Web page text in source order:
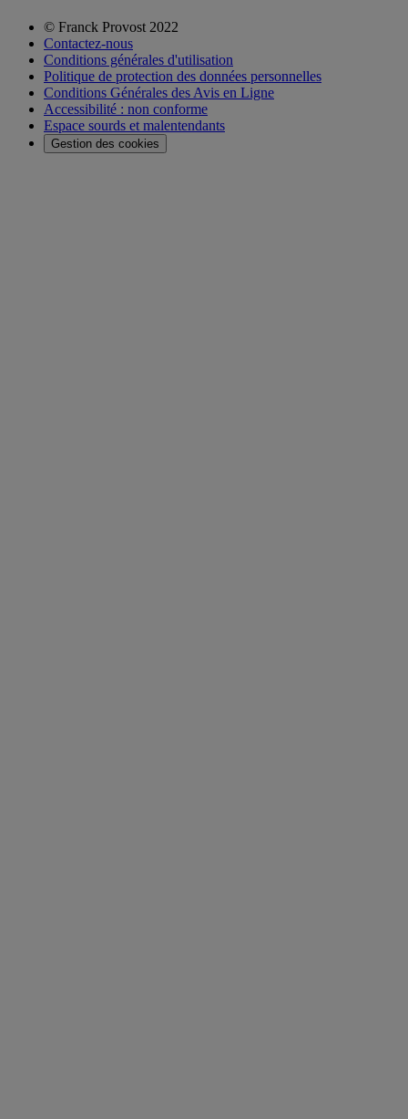
© Franck Provost 2022
Contactez-nous
Conditions générales d'utilisation
Politique de protection des données personnelles
Conditions Générales des Avis en Ligne
Accessibilité : non conforme
Espace sourds et malentendants
Gestion des cookies